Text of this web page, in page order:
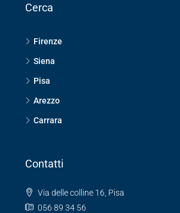
Cerca
Firenze
Siena
Pisa
Arezzo
Carrara
Contatti
Via delle colline 16, Pisa
056 89 34 56